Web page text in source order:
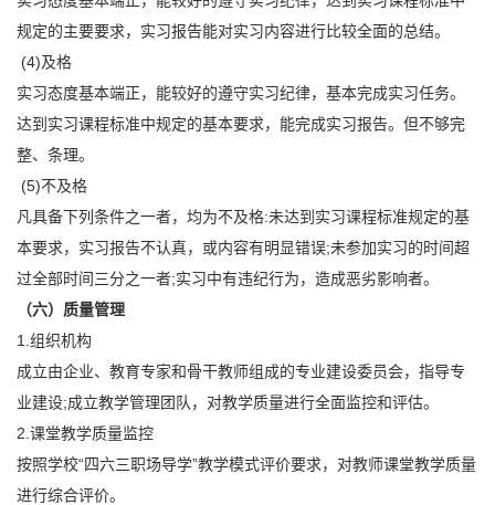
规定的主要要求，实习报告能对实习内容进行比较全面的总结。
(4)及格
实习态度基本端正，能较好的遵守实习纪律，基本完成实习任务。
达到实习课程标准中规定的基本要求，能完成实习报告。但不够完
整、条理。
(5)不及格
凡具备下列条件之一者，均为不及格:未达到实习课程标准规定的基
本要求，实习报告不认真，或内容有明显错误;未参加实习的时间超
过全部时间三分之一者;实习中有违纪行为，造成恶劣影响者。
（六）质量管理
1.组织机构
成立由企业、教育专家和骨干教师组成的专业建设委员会，指导专
业建设;成立教学管理团队，对教学质量进行全面监控和评估。
2.课堂教学质量监控
按照学校“四六三职场导学”教学模式评价要求，对教师课堂教学质量
进行综合评价。